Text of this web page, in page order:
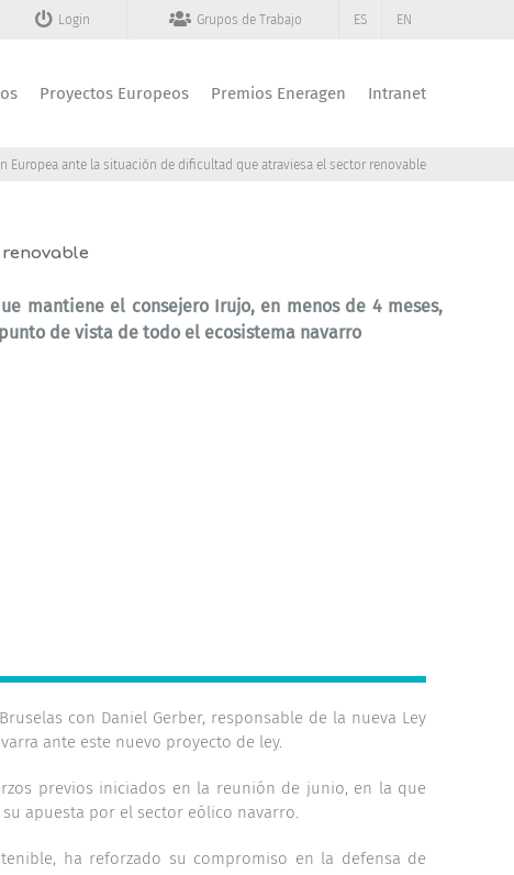
Login Grupos de Trabajo ES EN
Proyectos Europeos Premios Eneragen Intranet
Europea ante la situación de dificultad que atraviesa el sector renovable
mantiene el consejero Irujo, en menos de 4 meses,
de vista de todo el ecosistema navarro
con Daniel Gerber, responsable de la nueva Ley
ante este nuevo proyecto de ley.
previos iniciados en la reunión de junio, en la que
apuesta por el sector eólico navarro.
ha reforzado su compromiso en la defensa de